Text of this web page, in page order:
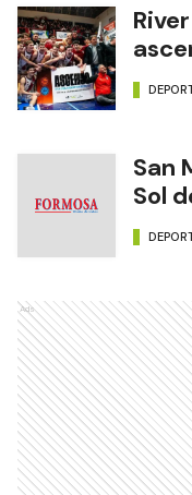
San
Sol
Ads